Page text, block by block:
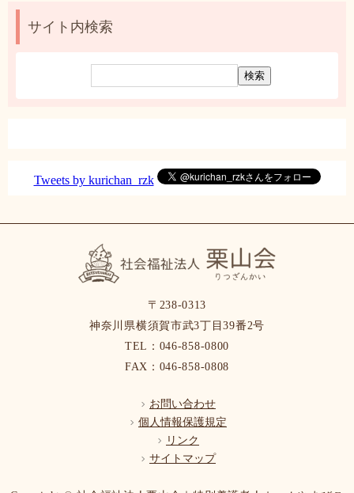
ア
サイト内検索
Tweets by kurichan_rzk
〒238-0313
神奈川県横須賀市武3丁目39番2号
TEL：046-858-0800
FAX：046-858-0808
お問い合わせ
個人情報保護規定
リンク
サイトマップ